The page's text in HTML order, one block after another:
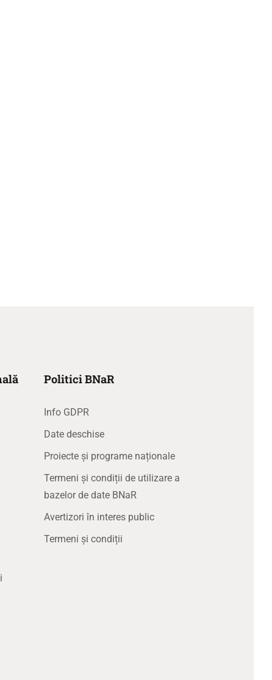
Politici BNaR
Info GDPR
Date deschise
Proiecte și programe naționale
Termeni și condiții de utilizare a
bazelor de date BNaR
Avertizori în interes public
Termeni și condiții